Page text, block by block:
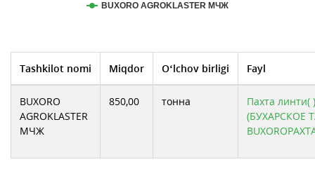
BUXORO AGROKLASTER МЧЖ
Tashkilot nomi Miqdor O‘lchov birligi Fayl
BUXORO
AGROKLASTER
МЧЖ
850,00 тонна
Пахта линти( )
(БУХАРСКОЕ